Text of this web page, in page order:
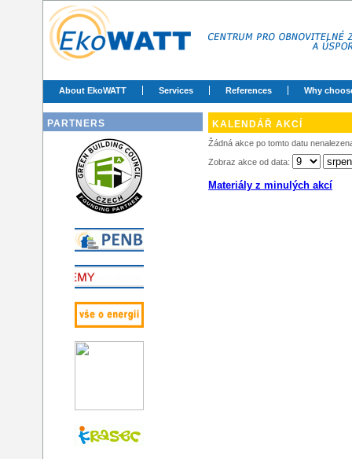
About EkoWATT Services References Why
PARTNERS KALENDÁŘ AKCÍ
Žádná akce po tomto datu
Zobraz akce od data:
Materiály z minulých akcí